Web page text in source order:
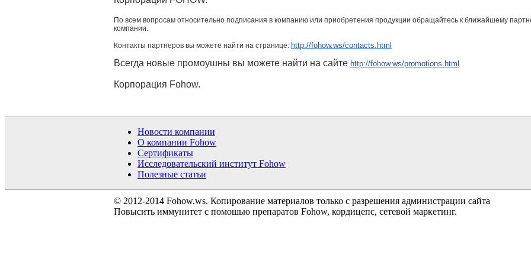
По всем вопросам относительно подписания в компанию или приобретения продукции обращайтесь к ближайшему
компании.
Контакты партнеров вы можете найти на странице: http://fohow.ws/contacts.html
Всегда новые промоушны вы можете найти на сайте http://fohow.ws/promotions.html
Корпорация Fohow.
Новости компании
О компании Fohow
Сертификаты
Исследовательский институт Fohow
Полезные статьи
© 2012-2014 Fohow.ws. Копирование материалов только с разрешения администрации сайта
Повысить иммунитет с помошью препаратов Fohow, кордицепс, сетевой маркетинг.